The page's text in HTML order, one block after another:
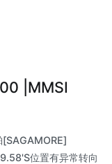
|MMSI
位置有异常转向